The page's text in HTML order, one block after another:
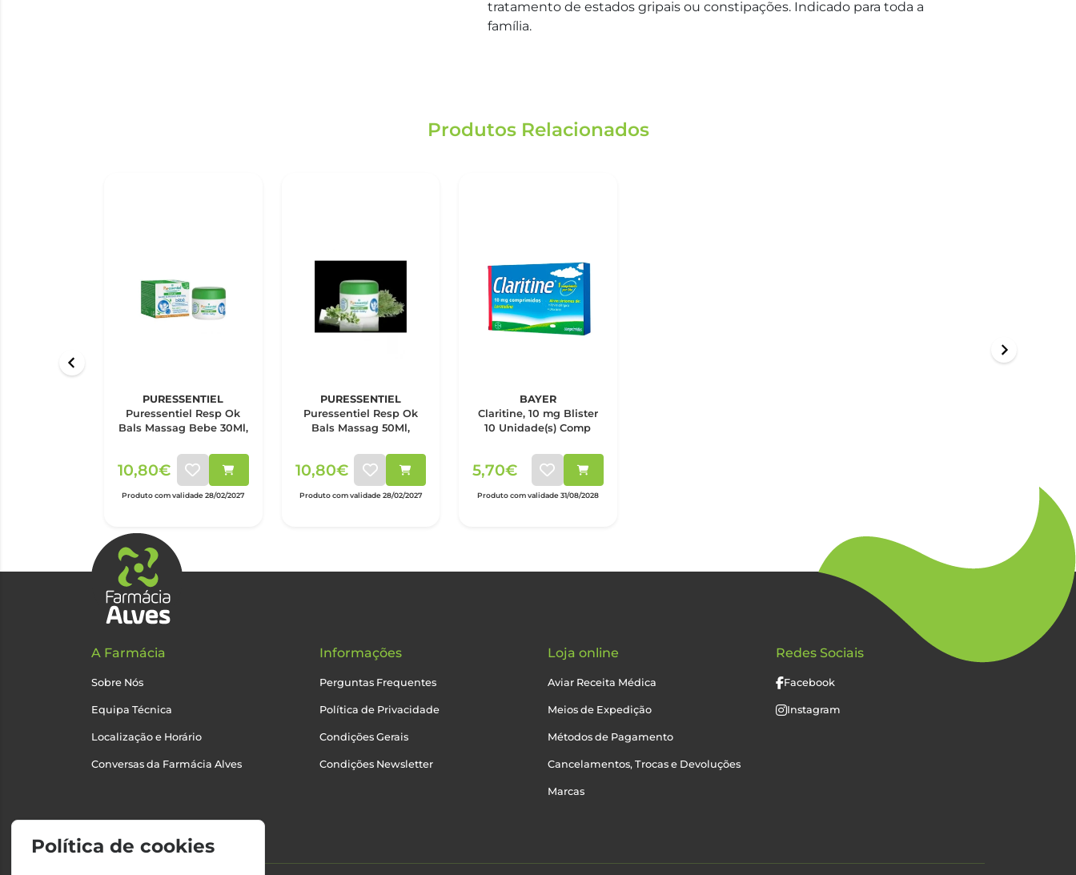
tratamento de estados gripais ou constipações. Indicado para toda a
família.
Produtos Relacionados
PURESSENTIEL
Puressentiel Resp Ok
Bals Massag Bebe 30Ml,
10,80€
Produto com validade 28/02/2027
PURESSENTIEL
Puressentiel Resp Ok
Bals Massag 50Ml,
10,80€
Produto com validade 28/02/2027
BAYER
Claritine, 10 mg Blister
10 Unidade(s) Comp
5,70€
Produto com validade 31/08/2028
A Farmácia
Sobre Nós
Equipa Técnica
Localização e Horário
Conversas da Farmácia Alves
Informações
Perguntas Frequentes
Política de Privacidade
Condições Gerais
Condições Newsletter
Loja online
Aviar Receita Médica
Meios de Expedição
Métodos de Pagamento
Cancelamentos, Trocas e Devoluções
Marcas
Redes Sociais
Facebook
Instagram
Política de cookies